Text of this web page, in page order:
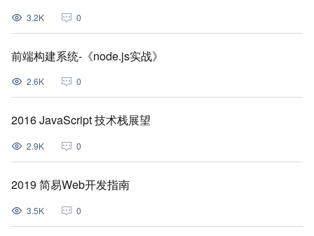
3.2K 0
前端构建系统-《node.js实战》
2.6K 0
2016 JavaScript 技术栈展望
2.9K 0
2019 简易Web开发指南
3.5K 0